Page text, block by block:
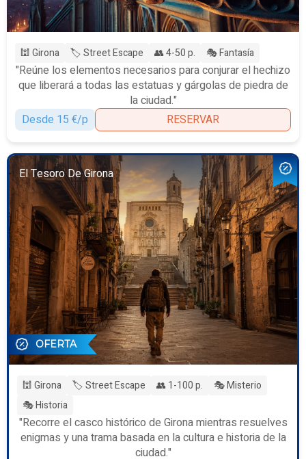
🕍 Girona 🏷️ Street Escape 👥 4-50 p. 🎭 Fantasía
"Reúne los elementos necesarios para conjurar el hechizo
que liberará a todas las estatuas y gárgolas de piedra de
la ciudad."
Desde 15 €/p
RESERVAR
El Tesoro De Girona
OFERTA
🕍 Girona 🏷️ Street Escape 👥 1-100 p.
🎭 Misterio
🎭 Historia
"Recorre el casco histórico de Girona mientras resuelves
enigmas y una trama basada en la cultura e historia de la
ciudad."